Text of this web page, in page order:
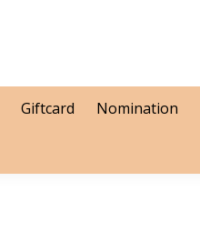
Giftcard Nomination